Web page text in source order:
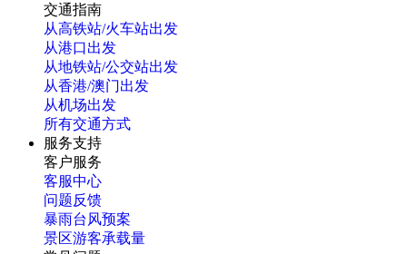
交通指南
从高铁站/火车站出发
从港口出发
从地铁站/公交站出发
从香港/澳门出发
从机场出发
所有交通方式
服务支持
客户服务
客服中心
问题反馈
暴雨台风预案
景区游客承载量